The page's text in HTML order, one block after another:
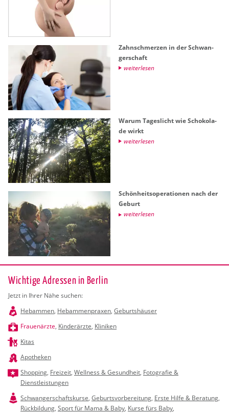
Zahn­schmer­zen in der Schwan­
ger­schaft
wei­ter­le­sen
Warum Ta­ges­licht wie Scho­ko­la­
de wirkt
wei­ter­le­sen
Schön­heits­ope­ra­tio­nen nach der
Ge­burt
wei­ter­le­sen
Wichtige Adressen in Berlin
Jetzt in Ihrer Nähe suchen:
Hebammen, Hebammenpraxen, Geburtshäuser
Frauenärzte, Kinderärzte, Kliniken
Kitas
Apotheken
Shopping, Freizeit, Wellness & Gesundheit, Fotografie &
Dienstleistungen
Schwangerschaftskurse, Geburtsvorbereitung, Erste Hilfe & Beratung,
Rückbildung, Sport für Mama & Baby, Kurse fürs Baby,